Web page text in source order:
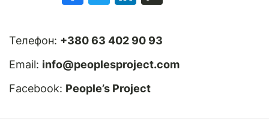
Телефон: +380 63 402 90 93
Email: info@peoplesproject.com
Facebook: People’s Project